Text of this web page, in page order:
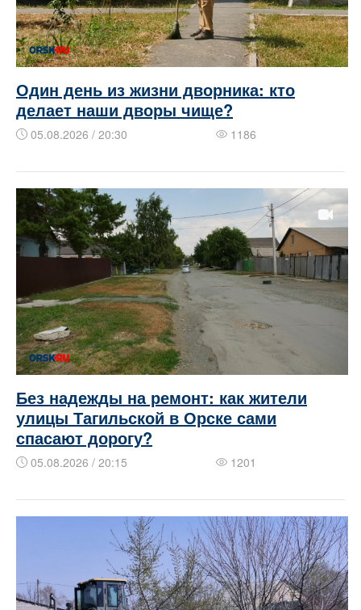
Один день из жизни дворника: кто
делает наши дворы чище?
05.08.2026 / 20:30 1186
Без надежды на ремонт: как жители
улицы Тагильской в Орске сами
спасают дорогу?
05.08.2026 / 20:15 1201